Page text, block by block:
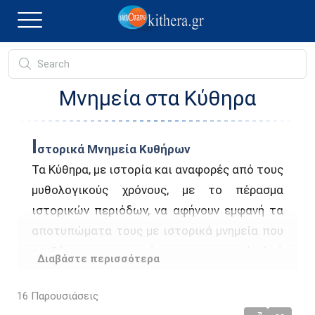
Μνημεία στα Κύθηρα
Ιστορικά Μνημεία Κυθήρων
Τα Κύθηρα, με ιστορία και αναφορές από τους
μυθολογικούς χρόνους, με το πέρασμα
ιστορικών περιόδων, να αφήνουν εμφανή τα
αποτυπώματα τους με ιστορικά μνημεία που
συνθέτουν την ταυτότητα του νησιού. Από
πολλές θεωρίες αναζητούν σήμερα το ιερό
της που ήταν το μεγαλύτερο στον Ελλαδικό
Διαβάστε περισσότερα
16 Παρουσιάσεις